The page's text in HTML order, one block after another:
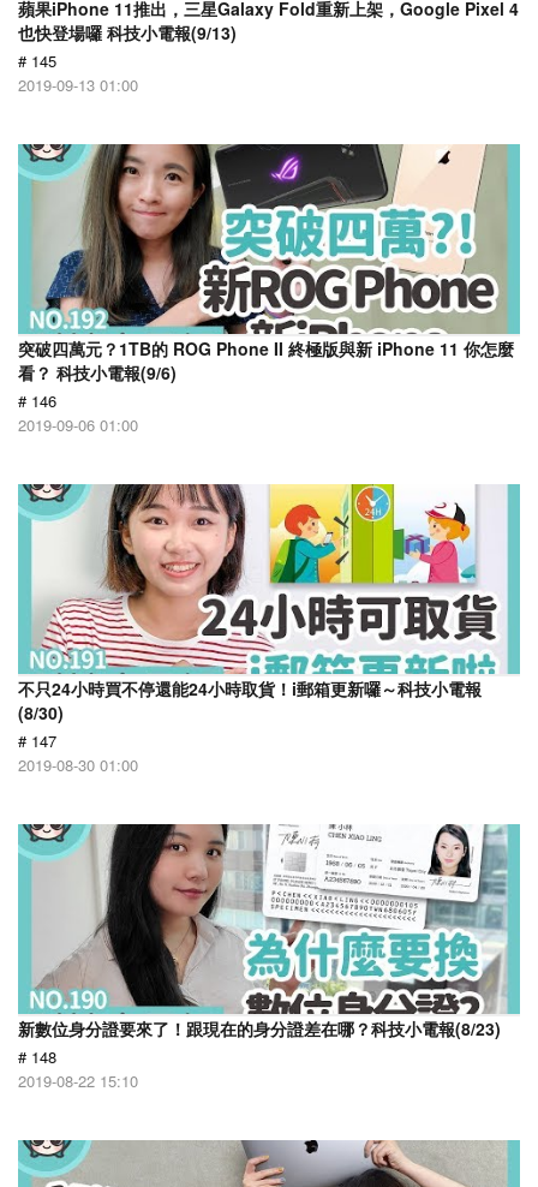
蘋果iPhone 11推出，三星Galaxy Fold重新上架，Google Pixel 4
也快登場囉 科技小電報(9/13)
# 145
2019-09-13 01:00
突破四萬元？1TB的 ROG Phone II 終極版與新 iPhone 11 你怎麼
看？ 科技小電報(9/6)
# 146
2019-09-06 01:00
不只24小時買不停還能24小時取貨！i郵箱更新囉～科技小電報
(8/30)
# 147
2019-08-30 01:00
新數位身分證要來了！跟現在的身分證差在哪？科技小電報(8/23)
# 148
2019-08-22 15:10